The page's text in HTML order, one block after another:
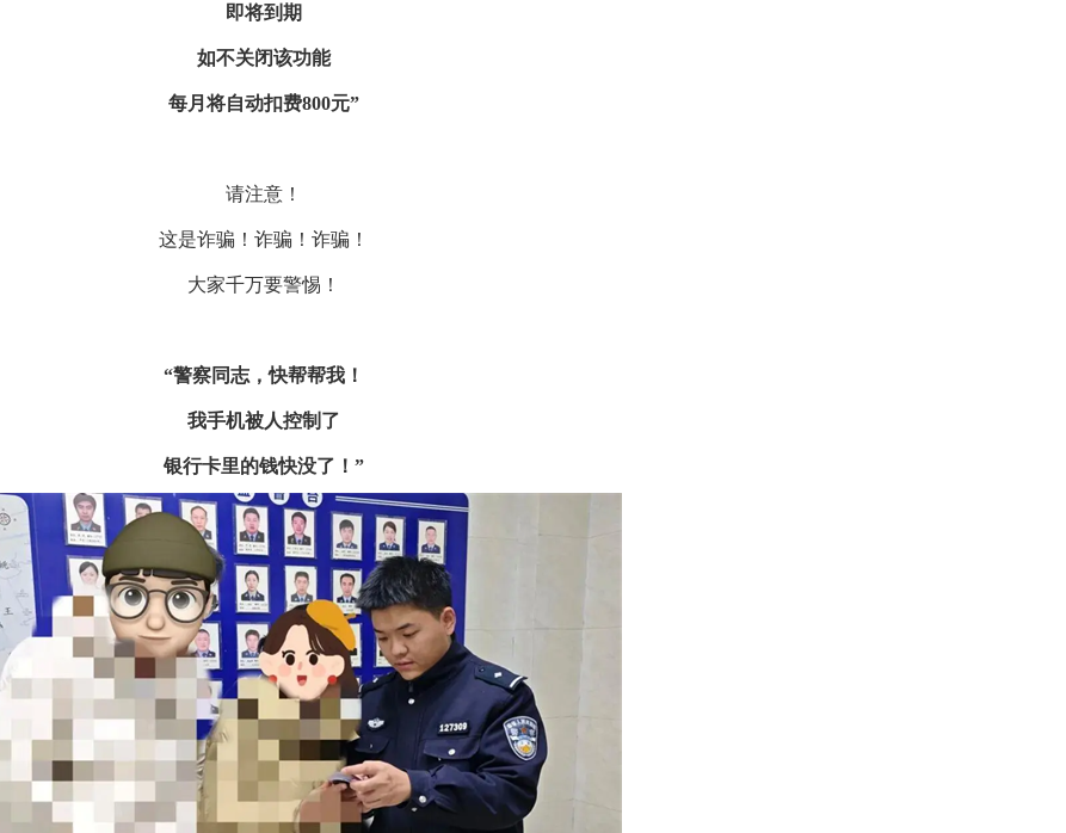
即将到期
如不关闭该功能
每月将自动扣费800元”
请注意！
这是诈骗！诈骗！诈骗！
大家千万要警惕！
“警察同志，快帮帮我！
我手机被人控制了
银行卡里的钱快没了！ ”